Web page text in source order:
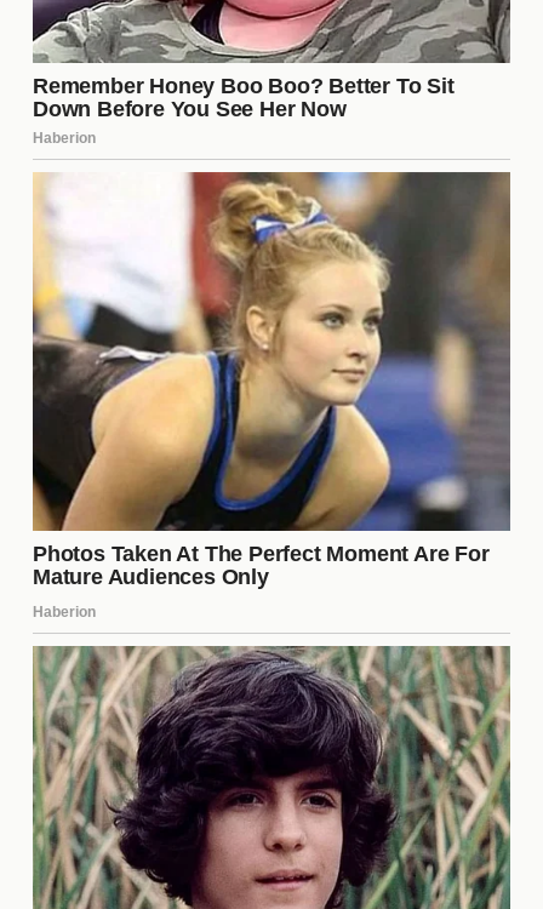
Algunos directores se han destacado por su
habilidad para crear películas de acción
memorables. Con estilos únicos y una visión clara,
han llevado el género a nuevas alturas. Directores
, conocido por sus explosivas
secuencias, y
Christopher Nolan, que combina
acción con narrativas complejas, son solo algunos
ejemplos de cómo la dirección influye en la calidad
de una película de acción.
La evolución del cine de acción
A lo largo de las décadas, el cine de acción ha
cambiado drásticamente. Desde las películas
clásicas de los años 70 y 80, que se centraban en
héroes de acción solitarios, hasta las producciones
modernas que incorporan tecnología avanzada y
narrativas intrincadas, la evolución ha sido notable.
Hoy en día, se busca no solo entretener, sino
también contar historias significativas que resuenen
con el público.
Impacto cultural de las
películas de acción
Las películas de acción han dejado una huella
significativa en la cultura popular. Frases icónicas,